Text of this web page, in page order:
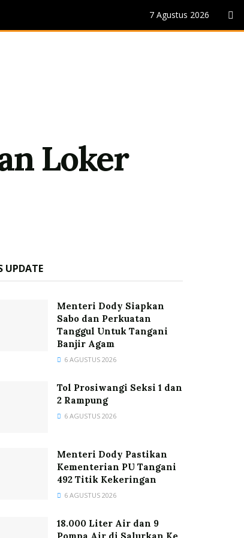
7 Agustus 2026
Loker
UPDATE
Menteri Dody Siapkan
Sabo dan Perkuatan
Tanggul Untuk Tangani
Banjir Agam
6 AGUSTUS 2026
Tol Prosiwangi Seksi 1 dan
2 Rampung
6 AGUSTUS 2026
Menteri Dody Pastikan
Kementerian PU Tangani
492 Titik Kekeringan
6 AGUSTUS 2026
18.000 Liter Air dan 9